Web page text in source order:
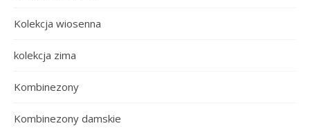
Kolekcja wiosenna
kolekcja zima
Kombinezony
Kombinezony damskie